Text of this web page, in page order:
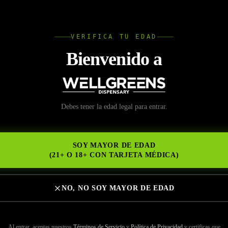
VERIFICA TU EDAD
Bienvenido a
Debes tener la edad legal para entrar.
SOY MAYOR DE EDAD
(21+ O 18+ CON TARJETA MÉDICA)
NO, NO SOY MAYOR DE EDAD
de Dispensarios de
Cómo Hacer una